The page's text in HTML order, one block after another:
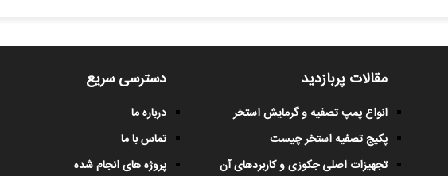
مقالات پربازدید
انواع پمپ تصفیه و گرمایش استخر
پکیج تصفیه استخر چیست
تجهیزات اصلی جکوزی و کاربردهای آن
دسترسی سریع
درباره ما
تماس با ما
پروژه های انجام شده